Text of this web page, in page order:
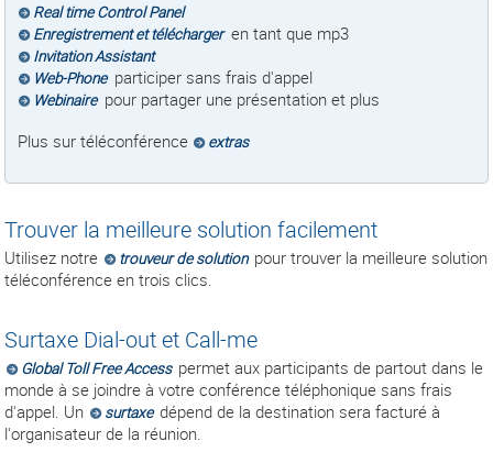
Real time Control Panel
Enregistrement et télécharger en tant que mp3
Invitation Assistant
Web-Phone participer sans frais d'appel
Webinaire pour partager une présentation et plus
Plus sur téléconférence
extras
Trouver la meilleure solution facilement
Utilisez notre trouveur de solution pour trouver la meilleure solution
téléconférence en trois clics.
Surtaxe Dial-out et Call-me
Global Toll Free Access permet aux participants de partout dans le
monde à se joindre à votre conférence téléphonique sans frais
d'appel. Un
surtaxe dépend de la destination sera facturé à
l'organisateur de la réunion.